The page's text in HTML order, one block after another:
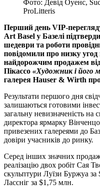
Фото: Девід Оуенс,
ProLitteris
Перший день VIP-
Art Basel у Базелі
шедеври та роботи
повідомили про низку угод
найдорожчим продажем
Пікассо «Художник і його
галерея Hauser & Wirth
Результати першого дня
залишаються готовими
загальну невизначеність на
директора ярмарку Вінченцо
привезених галереями до
довіри учасників до ринку.
Серед інших значних
реалізацію двох робіт Сая
скульптури Луїзи Буржуа
Лассніг за $1,75 млн.